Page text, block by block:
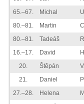
65.–67.
Michal
80.–81.
Martin
80.–81.
Tadeáš
16.–17.
David
20.
Štěpán
21.
Daniel
27.–28.
Helena